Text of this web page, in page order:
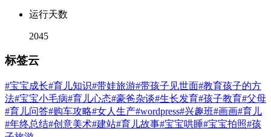
运行天数
2045
标签云
#宝宝成长#育儿知识#带娃旅游#带孩子见世面#教育孩子的方
法#宝宝小毛病#育儿心态#豪爸杂谈#生长发育#孩子教育#父母
#育儿问答#购车攻略#女人生产#wordpress#兴趣班#画画#育儿
#年终总结#创意美术#建站#育儿故事#宝宝哄睡#宝宝拍照#孩